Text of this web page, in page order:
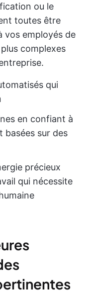
ou le
toutes être
vos employés de
complexes
qui
en confiant à
basées sur des
précieux
qui nécessite